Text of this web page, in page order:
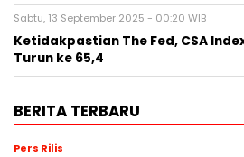
Sabtu, 13 September 2025 - 00:20 WIB
Ketidakpastian The Fed, CSA
Turun ke 65,4
BERITA TERBARU
Pers Rilis